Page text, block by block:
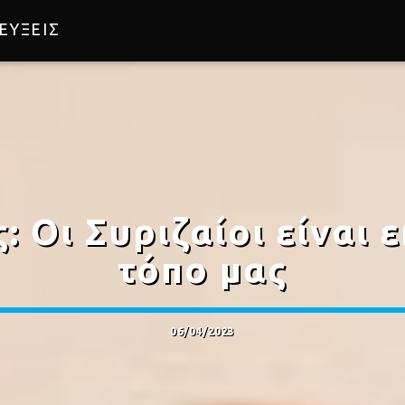
Συριζαίοι είναι
τόπο μας
06/04/2023